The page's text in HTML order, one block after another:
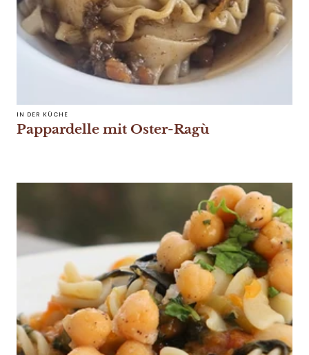
IN DER KÜCHE
Pappardelle mit Oster-Ragù